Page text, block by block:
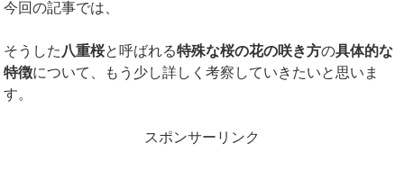
今回の記事では、
そうした 八重桜と呼ばれる特殊な桜の花の咲き方の具体的な
特徴について、もう少し詳しく考察していきたいと思いま
す。
スポンサーリンク